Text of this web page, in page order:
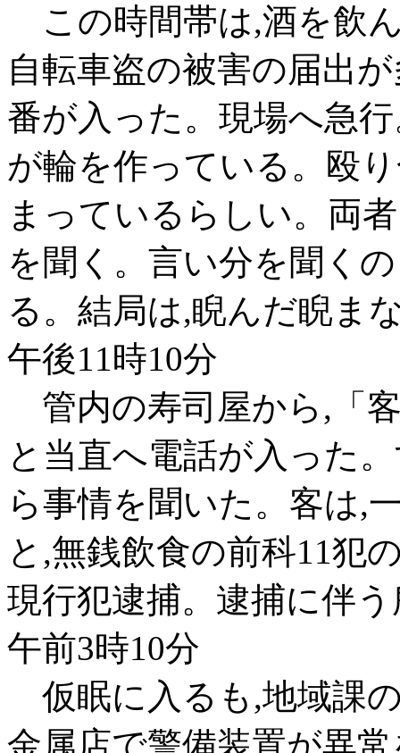
この時間帯は,酒を飲
自転車盗の被害の届出
番が入った。現場へ急
が輪を作っている。殴
まっているらしい。両
を聞く。言い分を聞く
る。結局は,睨んだ睨ま
午後11時10分
管内の寿司屋から,「
と当直へ電話が入った
ら事情を聞いた。客は,
と,無銭飲食の前科11犯
現行犯逮捕。逮捕に伴
午前3時10分
仮眠に入るも,地域課
金属店で警備装置が異